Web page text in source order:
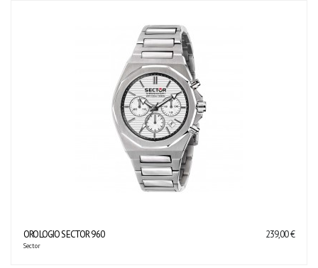
OROLOGIO SECTOR 960
Sector
239,00 €